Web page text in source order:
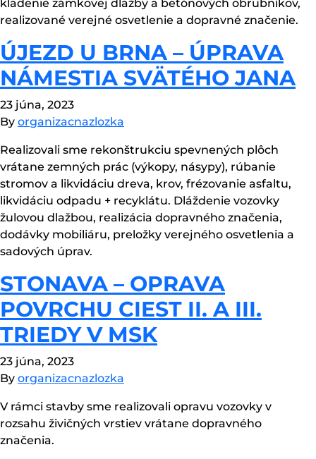
kladenie zámkovej dlažby a betónových obrubníkov,
realizované verejné osvetlenie a dopravné značenie.
ÚJEZD U BRNA – ÚPRAVA
NÁMESTIA SVÄTÉHO JANA
23 júna, 2023
By organizacnazlozka
Realizovali sme rekonštrukciu spevnených plôch
vrátane zemných prác (výkopy, násypy), rúbanie
stromov a likvidáciu dreva, krov, frézovanie asfaltu,
likvidáciu odpadu + recyklátu. Dláždenie vozovky
žulovou dlažbou, realizácia dopravného značenia,
dodávky mobiliáru, preložky verejného osvetlenia a
sadových úprav.
STONAVA – OPRAVA
POVRCHU CIEST II. A III.
TRIEDY V MSK
23 júna, 2023
By organizacnazlozka
V rámci stavby sme realizovali opravu vozovky v
rozsahu živičných vrstiev vrátane dopravného
značenia.